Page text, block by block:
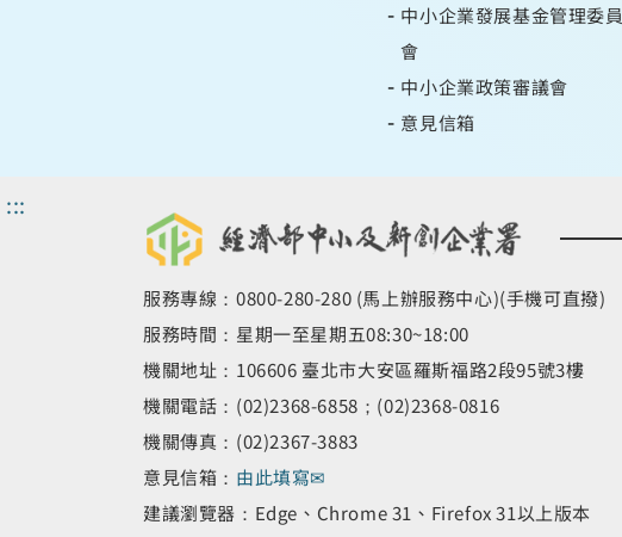
中小企業發展基金管理委員
會
中小企業政策審議會
意見信箱
:::
服務專線：0800-280-280 (馬上辦服務中心)(手機可直撥)
服務時間：星期一至星期五08:30~18:00
機關地址：106606 臺北市大安區羅斯福路2段95號3樓
機關電話：(02)2368-6858；(02)2368-0816
機關傳真：(02)2367-3883
意見信箱： 由此填寫✉
建議瀏覽器：Edge、Chrome 31、Firefox 31以上版本